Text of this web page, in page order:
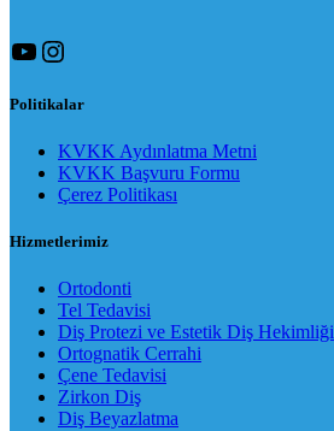
YouTube
Instagram
Politikalar
KVKK Aydınlatma Metni
KVKK Başvuru Formu
Çerez Politikası
Hizmetlerimiz
Ortodonti
Tel Tedavisi
Diş Protezi ve Estetik Diş Hekimliği
Ortognatik Cerrahi
Çene Tedavisi
Zirkon Diş
Diş Beyazlatma